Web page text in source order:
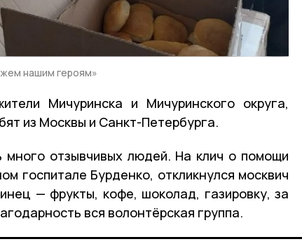
нашим героям»
Мичуринска и Мичуринского округа,
из Москвы и Санкт-Петербурга.
много отзывчивых людей. На клич о помощи
госпитале Бурденко, откликнулся москвич
— фрукты, кофе, шоколад, газировку, за
вся волонтёрская группа.